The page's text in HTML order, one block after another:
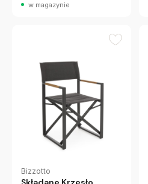
w magazynie
Bizzotto